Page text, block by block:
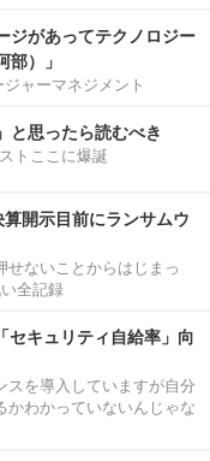
ジがあってテクノロジー
）」
ャーマネジメント
と思ったら読むべき
トここに爆誕
開示目前にランサムウ
ないことからはじまっ
全記録
セキュリティ自給率」向
スを導入していますが自分
かわかっていないんじゃな